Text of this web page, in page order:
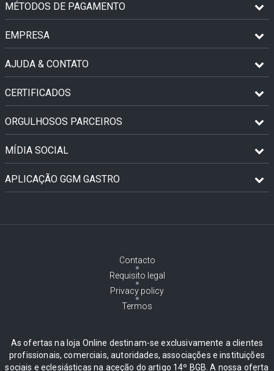
MÉTODOS DE PAGAMENTO
EMPRESA
AJUDA & CONTATO
CERTIFICADOS
ORGULHOSOS PARCEIROS
MÍDIA SOCIAL
APLICAÇÃO GGM GASTRO
Contacto
Requisito legal
Privacy policy
Termos
As ofertas na loja Online destinam-se exclusivamente a clientes
profissionais, comerciais, autoridades, associações e instituições
sociais e eclesiásticas na aceção do artigo 14º BGB. A nossa oferta